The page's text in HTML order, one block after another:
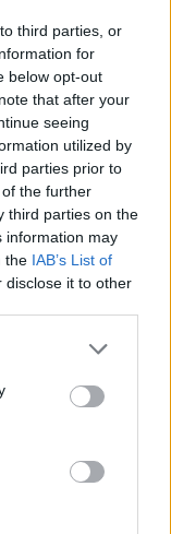
third parties, or
for
below opt-out
that after your
seeing
utilized by
parties prior to
the further
third parties on the
information may
the IAB’s List of
disclose it to other
mbi 20
e Kosovës